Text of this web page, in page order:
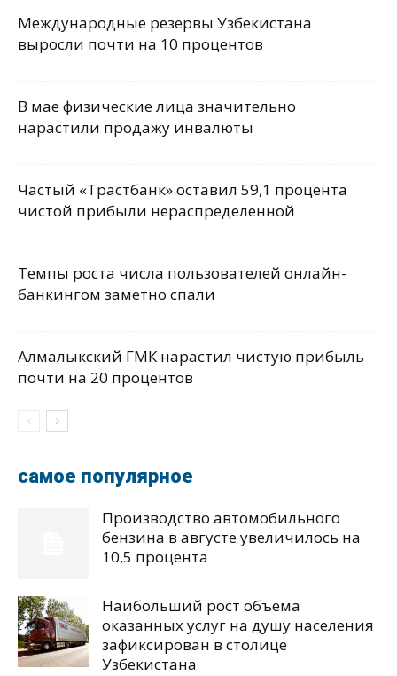
Международные резервы Узбекистана
выросли почти на 10 процентов
В мае физические лица значительно
нарастили продажу инвалюты
Частый «Трастбанк» оставил 59,1 процента
чистой прибыли нераспределенной
Темпы роста числа пользователей онлайн-
банкингом заметно спали
Алмалыкский ГМК нарастил чистую прибыль
почти на 20 процентов
самое популярное
Производство автомобильного
бензина в августе увеличилось на
10,5 процента
Наибольший рост объема
оказанных услуг на душу населения
зафиксирован в столице
Узбекистана